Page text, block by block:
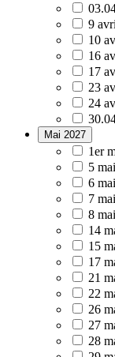
9
10
16
17
23
24
Mai 2027
1er
5
6
7
8
14
15
17
21
22
26
27
28